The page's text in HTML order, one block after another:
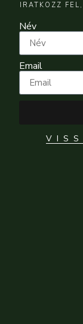
IRATKOZZ
Név
Email